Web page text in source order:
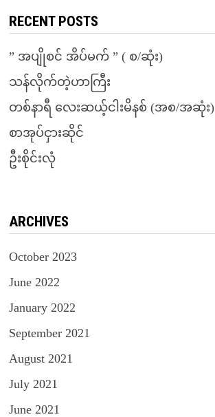
RECENT POSTS
” အပျိုစင် အိပ်မက် ” ( စ/ဆုံး)
သန်လိုက်တဲ့ဟာကြီး
တစ်နာရီ လေးဆယ့်ငါးမိနစ် (အစ/အဆုံး)
စာအုပ်ငှားဆိုင်
ဦးစိုင်းလုံ
ARCHIVES
October 2023
June 2022
January 2022
September 2021
August 2021
July 2021
June 2021